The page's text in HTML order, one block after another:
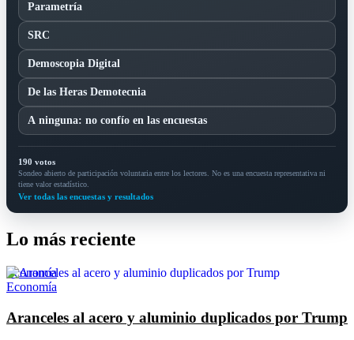
Parametría
SRC
Demoscopia Digital
De las Heras Demotecnia
A ninguna: no confío en las encuestas
190 votos
Sondeo abierto de participación voluntaria entre los lectores. No es una encuesta representativa ni
tiene valor estadístico.
Ver todas las encuestas y resultados
Lo más reciente
Economía
Economía
Aranceles al acero y aluminio duplicados por Trump